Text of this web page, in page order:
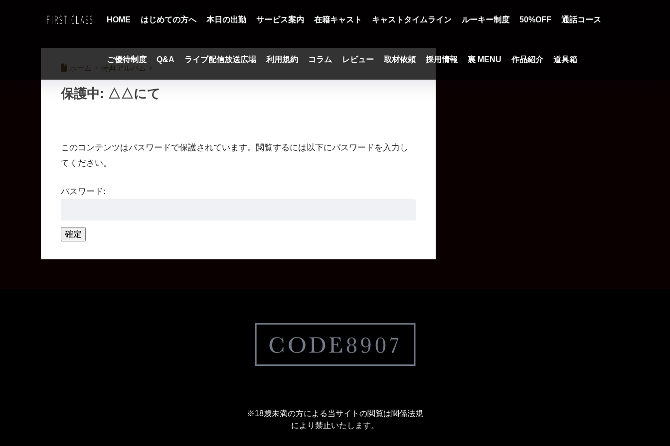
HOME はじめての方へ 本日の出勤 サービス案内 在籍キャスト キャストタイムライン ルーキー制度 50%OFF 通話コース
ご優待制度 Q&A ライブ配信放送広場 利用規約 コラム レビュー 取材依頼 採用情報 裏 MENU 作品紹介 道具箱
ホーム 特典アルバム
保護中: △△にて
このコンテンツはパスワードで保護されています。閲覧するには以下にパスワードを入力し
てください。
パスワード:
※18歳未満の方による当サイトの閲覧は関係法規
により禁止いたします。